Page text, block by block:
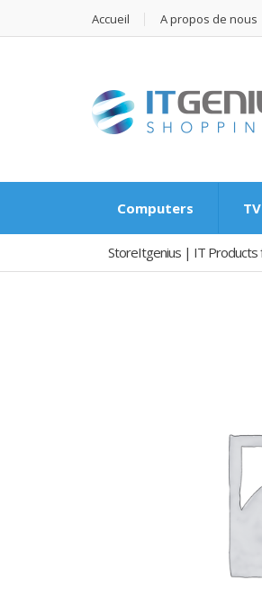
Accueil A propos de nous
Computers
StoreItgenius | IT Products